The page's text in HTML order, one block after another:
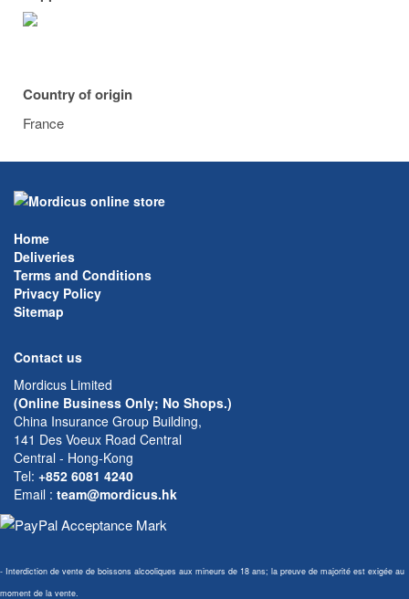
Country of origin
France
Home
Deliveries
Terms and Conditions
Privacy Policy
Sitemap
Contact us
Mordicus Limited
(Online Business Only; No Shops.)
China Insurance Group Building,
141 Des Voeux Road Central
Central - Hong-Kong
Tel: +852 6081 4240
Email : team@mordicus.hk
- Interdiction de vente de boissons alcooliques aux mineurs de 18 ans; la preuve de majorité est exigée au
moment de la vente.